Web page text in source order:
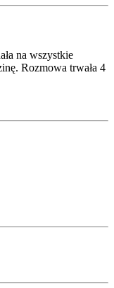
na wszystkie
Rozmowa trwała 4